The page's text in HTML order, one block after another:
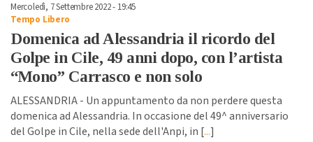
Mercoledì, 7 Settembre 2022 - 19:45
Tempo Libero
Domenica ad Alessandria il ricordo del
Golpe in Cile, 49 anni dopo, con l’artista
“Mono” Carrasco e non solo
ALESSANDRIA - Un appuntamento da non perdere questa
domenica ad Alessandria. In occasione del 49^ anniversario
del Golpe in Cile, nella sede dell'Anpi, in [...]